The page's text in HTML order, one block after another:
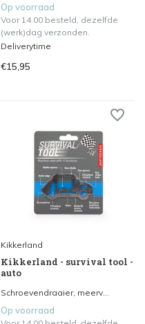
Op voorraad
Voor 14.00 besteld, dezelfde
(werk)dag verzonden.
Deliverytime
€15,95
Kikkerland
Kikkerland - survival tool -
auto
Schroevendraaier, meerv...
Op voorraad